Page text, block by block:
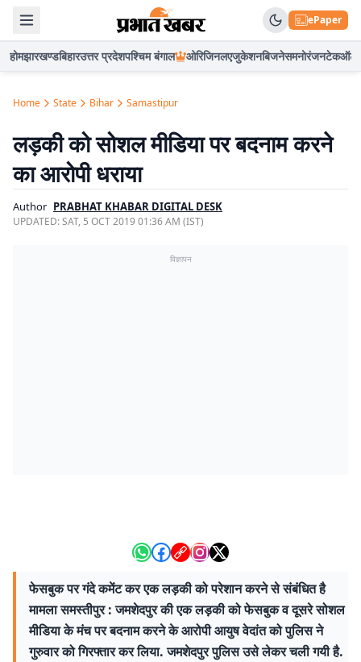
ePaper
होमझारखण्डबिहारउत्तर प्रदेशपश्चिम बंगाल ओरिजिनलएजुकेशनबिजनेसमनोरंजनटेकऑटो
Home State Bihar Samastipur
लड़की को सोशल मीडिया पर बदनाम करने
का आरोपी धराया
Author PRABHAT KHABAR DIGITAL DESK
UPDATED:SAT, 5 OCT 2019 01:36 AM (IST)
विज्ञापन
फेसबुक पर गंदे कमेंट कर एक लड़की को परेशान करने से संबंधित है
मामला समस्तीपुर : जमशेदपुर की एक लड़की को फेसबुक व दूसरे सोशल
मीडिया के मंच पर बदनाम करने के आरोपी आयुष वेदांत को पुलिस ने
गुरुवार को गिरफ्तार कर लिया. जमशेदपुर पुलिस उसे लेकर चली गयी है.